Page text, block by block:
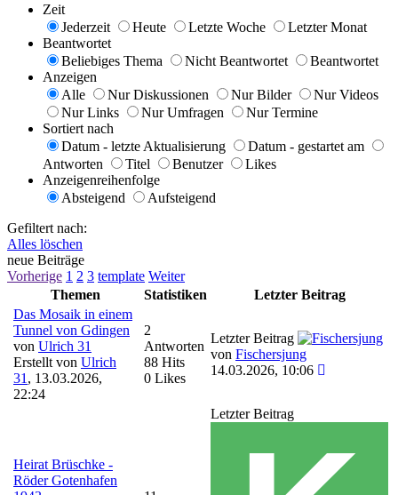
Zeit
Jederzeit
Heute Letzte Woche
Letzter Monat
Beantwortet
Beliebiges Thema
Nicht Beantwortet
Beantwortet
Anzeigen
Alle
Nur Diskussionen Nur Bilder
Nur Videos
Nur Links
Nur Umfragen
Nur Termine
Sortiert nach
Datum - letzte Aktualisierung
Datum - gestartet am
Antworten
Titel Benutzer
Likes
Anzeigenreihenfolge
Absteigend
Aufsteigend
Gefiltert nach:
Alles löschen
neue Beiträge
Vorherige 1 2 3 template Weiter
Themen
Statistiken
Letzter Beitrag
Das Mosaik in einem
Tunnel von Gdingen
von Ulrich 31
Erstellt von Ulrich
31 , 13.03.2026,
22:24
2
Antworten
88 Hits
0 Likes
Letzter Beitrag
von Fischersjung
14.03.2026, 10:06
Heirat Brüschke -
Röder Gotenhafen
Letzter Beitrag